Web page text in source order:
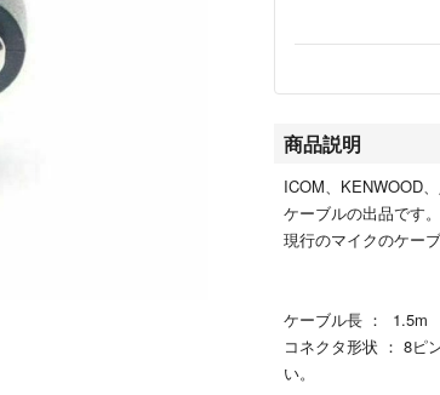
商品説明
ICOM、KENWOOD
ケーブルの出品です。
現行のマイクのケー
ケーブル長 ： 1.5m
コネクタ形状 ： 8ピ
い。